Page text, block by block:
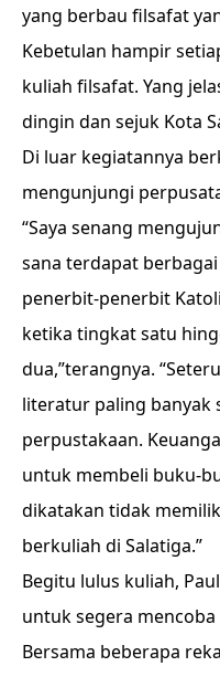
yang berbau filsafat
Kebetulan hampir
kuliah filsafat. Yang
dingin dan sejuk Kota
Di luar kegiatannya
mengunjungi
“Saya senang
sana terdapat
penerbit-penerbit
ketika tingkat satu
dua,”terangnya.
literatur paling banyak
perpustakaan.
untuk membeli buku-
dikatakan tidak
berkuliah di Salatiga.”
Begitu lulus kuliah,
untuk segera
Bersama beberapa